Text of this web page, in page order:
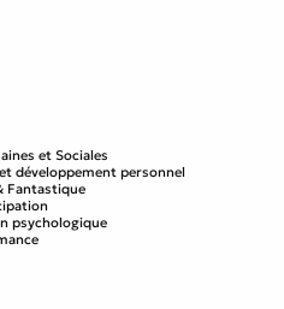
et Sociales
développement personnel
Fantastique
psychologique